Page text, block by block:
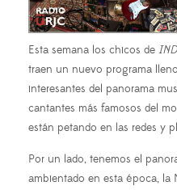
Esta semana los chicos de
traen un nuevo programa
interesantes del panorama
cantantes más famosos del
están petando en las redes y
Por un lado, tenemos el
ambientado en esta época, la